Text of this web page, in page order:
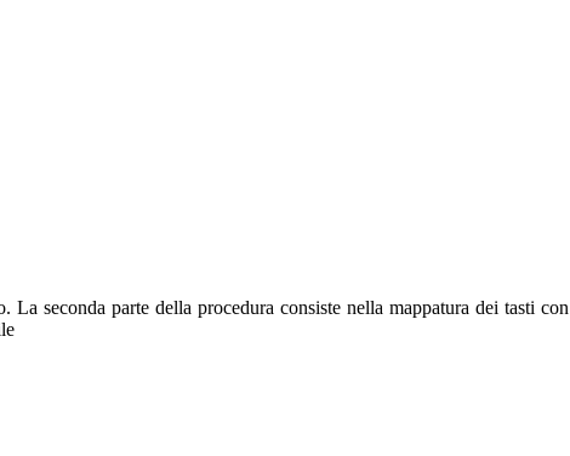
seconda parte della procedura consiste nella mappatura dei tasti